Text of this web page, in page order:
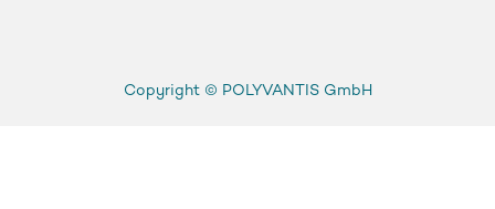
Copyright © POLYVANTIS GmbH